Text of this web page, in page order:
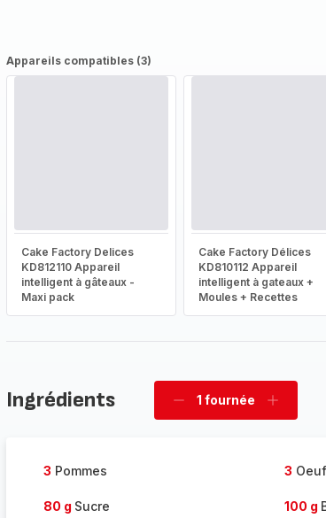
Appareils compatibles (3)
Cake Factory Delices
KD812110 Appareil
intelligent à gâteaux -
Maxi pack
Cake Factory Délices
KD810112 Appareil
intelligent à gateaux +
Moules + Recettes
Ingrédients
Supprimer
1 fournée
Ajouter
3 Pommes 3
80 g Sucre 100 g